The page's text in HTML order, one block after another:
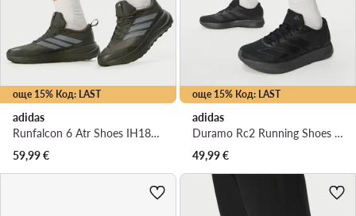
още 15% Код: LAST
adidas
Runfalcon 6 Atr Shoes IH1825 · Маратонки за бягане
59,99€
още 15% Код: LAST
adidas
Duramo Rc2 Running Shoes KJ4190 · Маратонки за бягане
49,99€